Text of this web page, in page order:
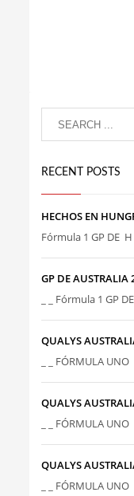
RECENT POSTS
HECHOS EN
Fórmula 1 GP DE H
GP DE AUSTRALIA
_ _ Fórmula 1 GP
QUALYS
_ _ FÓRMULA
QUALYS
_ _ FÓRMULA
QUALYS
_ _ FÓRMULA